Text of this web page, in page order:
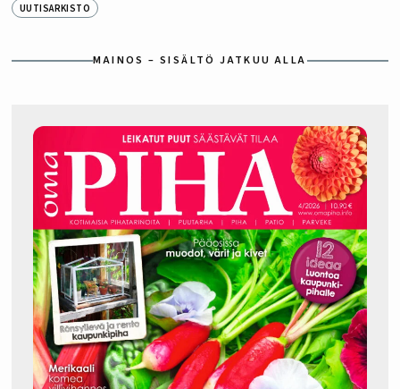
UUTISARKISTO
MAINOS – SISÄLTÖ JATKUU ALLA